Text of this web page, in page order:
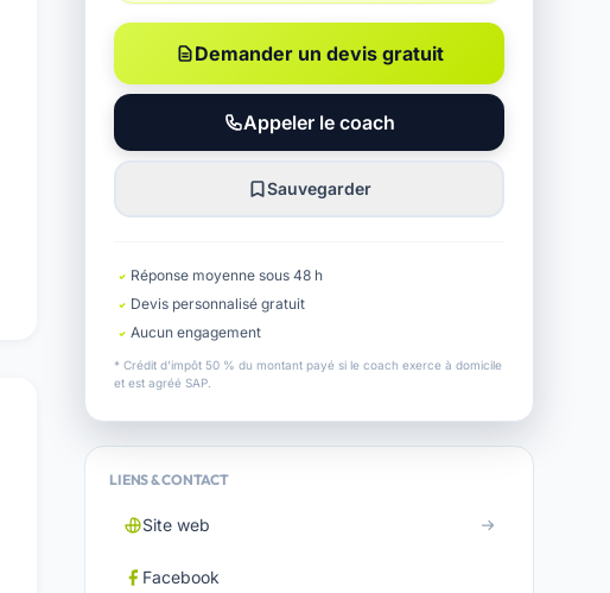
Demander un devis gratuit
Appeler le coach
Sauvegarder
Réponse moyenne sous 48 h
Devis personnalisé gratuit
Aucun engagement
* Crédit d'impôt 50 % du montant payé si le coach exerce à domicile
et est agréé SAP.
LIENS & CONTACT
Site web
Facebook